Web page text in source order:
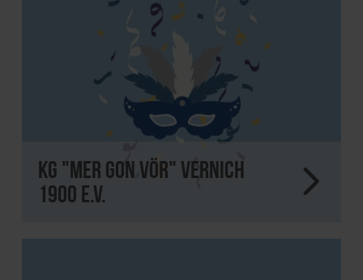
KG "Mer gon vör" Vernich
1900 e.V.